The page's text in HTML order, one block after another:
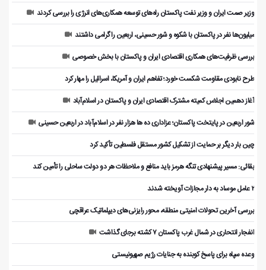
وزیر صمت ایران و وزیر نفت پاکستان راه‌های توسعه همکاری‌های انرژی را بررسی کردند
میلیون‌ها نفر در پاکستان با شکوه و شور حسینی، اربعین را گرامی داشتند
بررسی ظرفیت‌های همکاری اقتصادی ایران و پاکستان با بخش خصوصی
طرح نابودی مقاومت شکست خورد؛ تفاهم ایران و آمریکا، اسرائیل را مهار کرد
آغاز دهمین اجلاس کمیته مشترک اقتصادی ایران و پاکستان در اسلام‌آباد
شور اربعین در پایتخت پاکستان؛ عزاداری ده ها هزار نفر در اسلام‌آباد در اربعین حسینی
چین بار دیگر بر حمایت از تشکیل کشور مستقل فلسطین تأکید کرد
بقائی: مسیر پیشنهادی تنگه هرمز باید منافع و ملاحظات هر دو دولت ساحلی را تأمین کند
۲ عامل موساد به دار مجازات آویخته شدند
بررسی آخرین تحولات امنیتی منطقه، محور رایزنی‌های دیپلماتیک عراقچی
انفجار انتحاری در شمال غرب پاکستان ۷ کشته برجای گذاشت
وعده سپاه برای پاسخ کوبنده به جنایات رژیم صهیونیستی